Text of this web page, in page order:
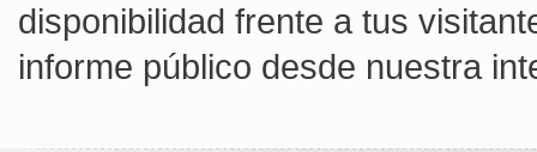
disponibilidad frente a tus
informe público desde nuestra